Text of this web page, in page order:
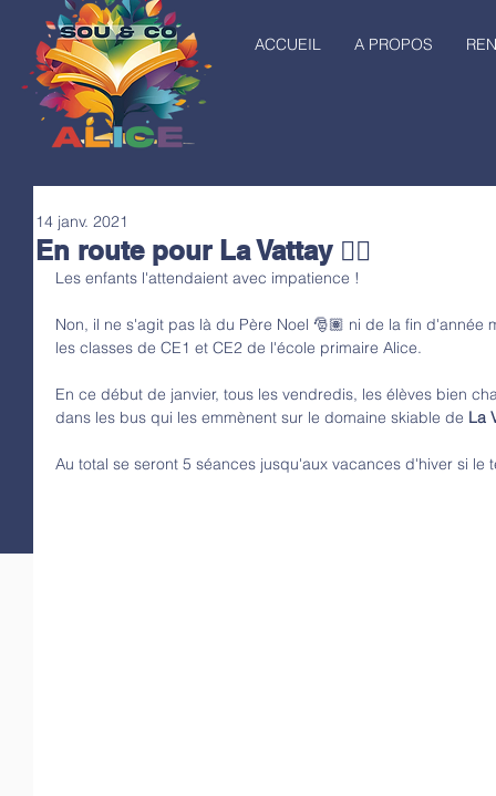
ACCUEIL A PROPOS
En route pour La Vattay 🏂🏽
14 janv. 2021
Les enfants l'attendaient avec impatience !
Non, il ne s'agit pas là du Père Noel 🎅🏽 ni de la fin
les classes de CE1 et CE2 de l'école primaire Alice.
En ce début de janvier, tous les vendredis, les élèves bien
dans les bus qui les emmènent sur le domaine skiable de La
Au total se seront 5 séances jusqu'aux vacances d'hiver si le